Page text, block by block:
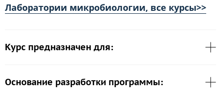
Лаборатории микробиологии, все курсы>>
Курс предназначен для:
Основание разработки программы: